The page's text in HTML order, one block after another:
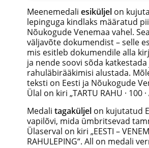
Meenemedali esiküljel on
lepinguga kindlaks määratud
Nõukogude Venemaa vahel.
väljavõte dokumendist – selle
mis esitleb dokumendile alla
ja nende soovi sõda katkestada
rahuläbirääkimisi alustada.
teksti on Eesti ja Nõukogude
Ülal on kiri „TARTU RAHU · 100 ·
Medali tagaküljel on kujutatud
vapilõvi, mida ümbritsevad
Ülaserval on kiri „EESTI –
RAHULEPING“. All on medali